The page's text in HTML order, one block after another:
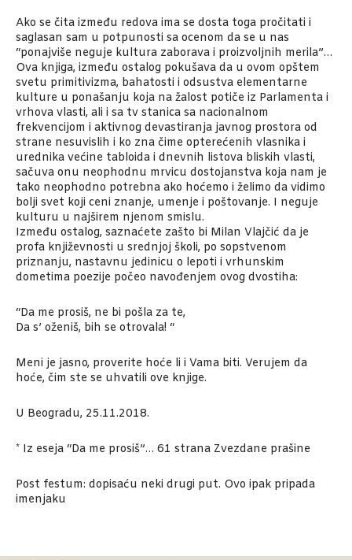
Ako se čita između redova ima se dosta toga pročitati i
saglasan sam u potpunosti sa ocenom da se u nas
“ponajviše neguje kultura zaborava i proizvoljnih merila”…
Ova knjiga, između ostalog pokušava da u ovom opštem
svetu primitivizma, bahatosti i odsustva elementarne
kulture u ponašanju koja na žalost potiče iz Parlamenta i
vrhova vlasti, ali i sa tv stanica sa nacionalnom
frekvencijom i aktivnog devastiranja javnog prostora od
strane nesuvislih i ko zna čime opterećenih vlasnika i
urednika većine tabloida i dnevnih listova bliskih vlasti,
sačuva onu neophodnu mrvicu dostojanstva koja nam je
tako neophodno potrebna ako hoćemo i želimo da vidimo
bolji svet koji ceni znanje, umenje i poštovanje. I neguje
kulturu u najširem njenom smislu.
Između ostalog, saznaćete zašto bi Milan Vlajčić da je
profa književnosti u srednjoj školi, po sopstvenom
priznanju, nastavnu jedinicu o lepoti i vrhunskim
dometima poezije počeo navođenjem ovog dvostiha:
“Da me prosiš, ne bi pošla za te,
Da s’ oženiš, bih se otrovala! “
Meni je jasno, proverite hoće li i Vama biti. Verujem da
hoće, čim ste se uhvatili ove knjige.
U Beogradu, 25.11.2018.
* Iz eseja “Da me prosiš”… 61 strana Zvezdane prašine
Post festum: dopisaću neki drugi put. Ovo ipak pripada
imenjaku